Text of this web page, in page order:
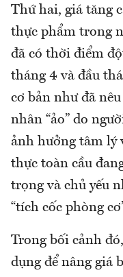
Thứ hai, giá tăng
thực phẩm trong
đã có thời điểm
tháng 4 và đầu
cơ bản như đã
nhân “ảo” do
ảnh hưởng tâm lý
thực toàn cầu
trọng và chủ yếu
“tích cốc phòng
Trong bối cảnh
dụng để nâng giá